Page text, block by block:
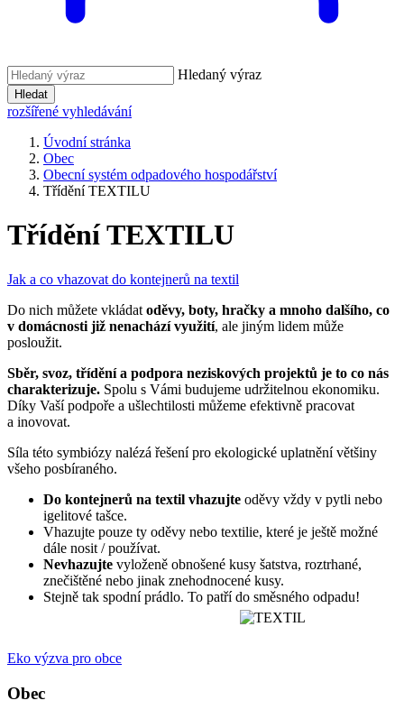
Hledaný výraz
Hledat
rozšířené vyhledávání
Úvodní stránka
Obec
Obecní systém odpadového hospodářství
Třídění TEXTILU
Třídění TEXTILU
Jak a co vhazovat do kontejnerů na textil
Do nich můžete vkládat oděvy, boty, hračky a mnoho dalšího, co
v domácnosti již nenachází využití, ale jiným lidem může
posloužit.
Sběr, svoz, třídění a podpora neziskových projektů je to co nás
charakterizuje. Spolu s Vámi budujeme udržitelnou ekonomiku.
Díky Vaší podpoře a ušlechtilosti můžeme efektivně pracovat
a inovovat.
Síla této symbiózy nalézá řešení pro ekologické uplatnění většiny
všeho posbíraného.
Do kontejnerů na textil vhazujte oděvy vždy v pytli nebo
igelitové tašce.
Vhazujte pouze ty oděvy nebo textilie, které je ještě možné
dále nosit / používat.
Nevhazujte vyloženě obnošené kusy šatstva, roztrhané,
znečištěné nebo jinak znehodnocené kusy.
Stejně tak spodní prádlo. To patří do směsného odpadu!
Eko výzva pro obce
Obec